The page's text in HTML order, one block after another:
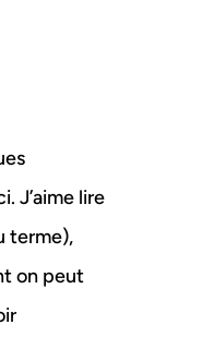
J’aime lire
terme),
on peut